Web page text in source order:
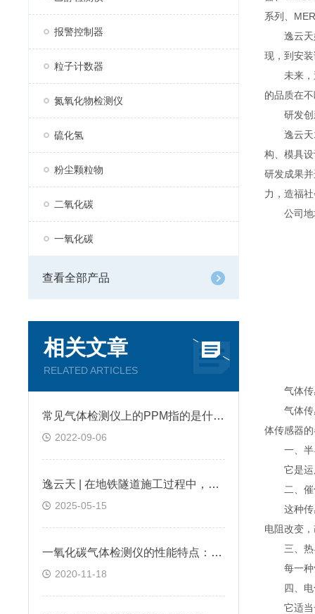
报警控制器
粒子计数器
氮氧化物检测仪
硫化氢
粉尘颗粒物
二氧化碳
一氧化碳
查看全部产品
相关文章
RELATED ARTICLES
常见气体检测仪上的PPM指的是什么?
2022-09-06
逸云天 | 在地铁隧道施工过程中，便携式气体检测仪是如何预警缺氧环境的？
2025-05-15
一氧化碳气体检测仪的性能特点：逸云天分享
2020-11-18
系列、
逸云天始
现，到安
未来，逸
的品质在
研发创
逸云天13
构、模具
研发成果
力，造福
公司地址
气体传感
气体传感
体传感器
一、半
它是运用
二、催
这种传感
电阻改变
三、热
每一种气
四、电
它适当一